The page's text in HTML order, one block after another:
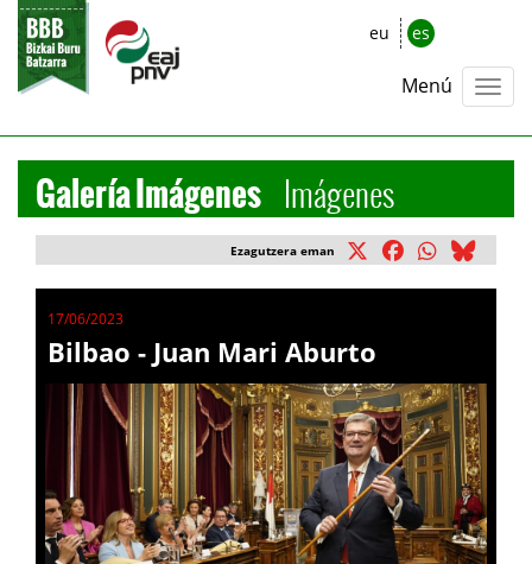
eu es
Menú
Galería Imágenes Imágenes
Ezagutzera eman
17/06/2023
Bilbao - Juan Mari Aburto